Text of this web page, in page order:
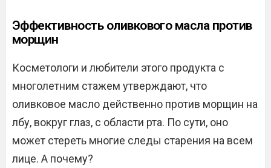
Эффективность оливкового масла против
морщин
Косметологи и любители этого продукта с
многолетним стажем утверждают, что
оливковое масло действенно против морщин на
лбу, вокруг глаз, с области рта. По сути, оно
может стереть многие следы старения на всем
лице. А почему?